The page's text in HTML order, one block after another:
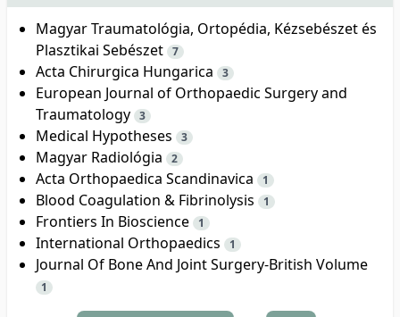
Magyar Traumatológia, Ortopédia, Kézsebészet és
Plasztikai Sebészet 7
Acta Chirurgica Hungarica 3
European Journal of Orthopaedic Surgery and
Traumatology 3
Medical Hypotheses 3
Magyar Radiológia 2
Acta Orthopaedica Scandinavica 1
Blood Coagulation & Fibrinolysis 1
Frontiers In Bioscience 1
International Orthopaedics 1
Journal Of Bone And Joint Surgery-British Volume
1